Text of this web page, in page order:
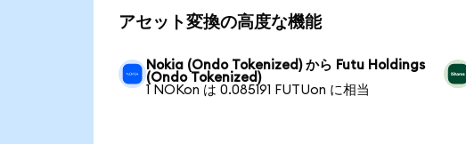
アセット変換の高度な機能
Nokia (Ondo Tokenized) から Futu Holdings
(Ondo Tokenized)
1 NOKon は 0.085191 FUTUon に相当